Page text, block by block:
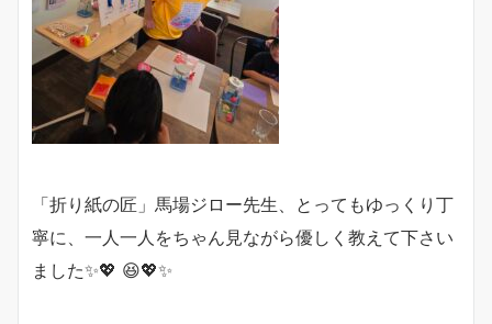
「折り紙の匠」馬場ジロー先生、とってもゆっくり丁
寧に、一人一人をちゃん見ながら優しく教えて下さい
ました✨💖 😆💖✨